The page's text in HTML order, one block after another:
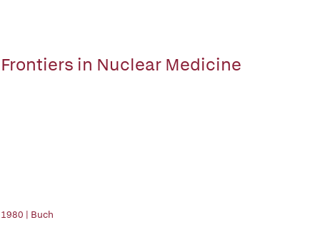
Frontiers in Nuclear Medicine
1980 | Buch